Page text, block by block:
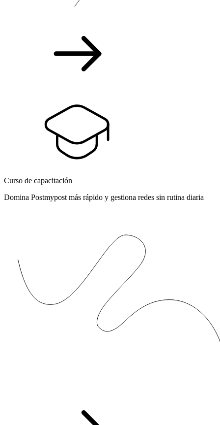
Curso de capacitación
Domina Postmypost más rápido y gestiona redes sin rutina diaria